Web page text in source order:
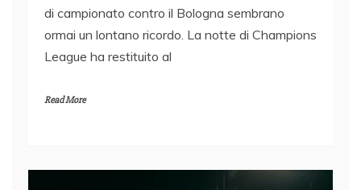
di campionato contro il Bologna sembrano
ormai un lontano ricordo. La notte di Champions
League ha restituito al
Read More